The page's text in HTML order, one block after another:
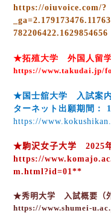
https://oiuvoice.com/?
782206422.1629854656
★拓殖大学 外国人留
https://www.takudai.jp/
★国士舘大学 入試案
ターネット出願期間：
https://
★駒沢女子大学 2025
https://
m.html?id=01**
★秀明大学 入試概要（外
https://www.shumei-